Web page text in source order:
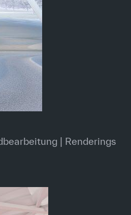
| Renderings